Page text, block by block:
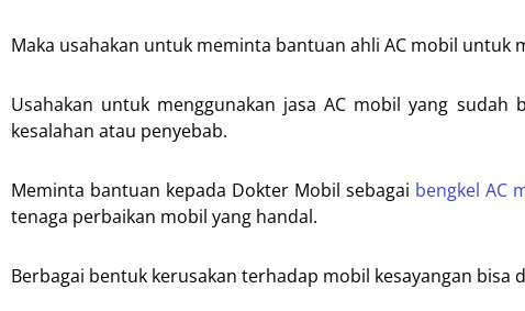
Maka usahakan untuk meminta bantuan ahli AC mobil untuk
Usahakan untuk menggunakan jasa AC mobil yang
kesalahan atau penyebab.
Meminta bantuan kepada Dokter Mobil sebagai bengkel AC
tenaga perbaikan mobil yang handal.
Berbagai bentuk kerusakan terhadap mobil kesayangan bisa